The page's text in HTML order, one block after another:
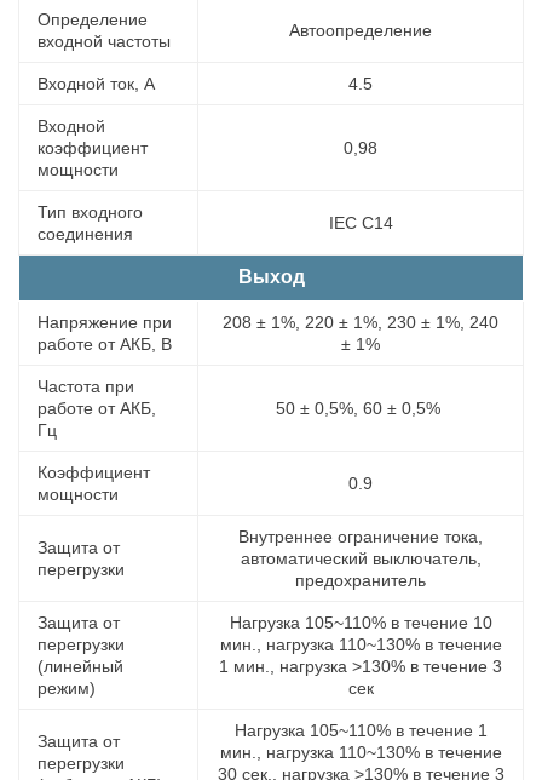
Определение
входной частоты
Автоопределение
Входной ток, A 4.5
Входной
коэффициент
мощности
0,98
Тип входного
соединения
IEC C14
Выход
Напряжение при
работе от АКБ, В
208 ± 1%, 220 ± 1%, 230 ± 1%, 240
± 1%
Частота при
работе от АКБ,
Гц
50 ± 0,5%, 60 ± 0,5%
Коэффициент
мощности
0.9
Защита от
перегрузки
Внутреннее ограничение тока,
автоматический выключатель,
предохранитель
Защита от
перегрузки
(линейный
режим)
Нагрузка 105~110% в течение 10
мин., нагрузка 110~130% в течение
1 мин., нагрузка >130% в течение 3
сек
Защита от
перегрузки
Нагрузка 105~110% в течение 1
мин., нагрузка 110~130% в течение
30 сек., нагрузка >130% в течение 3